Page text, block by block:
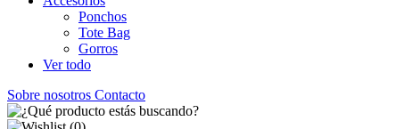
Ponchos
Tote Bag
Gorros
Ver todo
Sobre nosotros Contacto